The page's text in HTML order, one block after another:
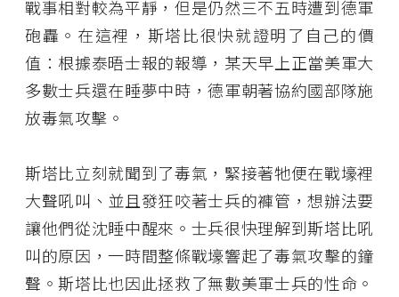
戰事相對較為平靜，但是仍然三不五時遭到德軍
砲轟。在這裡，斯塔比很快就證明了自己的價
值：根據泰晤士報的報導，某天早上正當美軍大
多數士兵還在睡夢中時，德軍朝著協約國部隊施
放毒氣攻擊。
斯塔比立刻就聞到了毒氣，緊接著牠便在戰壕裡
大聲吼叫、並且發狂咬著士兵的褲管，想辦法要
讓他們從沈睡中醒來。士兵很快理解到斯塔比吼
叫的原因，一時間整條戰壕響起了毒氣攻擊的鐘
聲。斯塔比也因此拯救了無數美軍士兵的性命。